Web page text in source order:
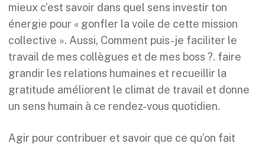
mieux c’est savoir dans quel sens investir ton
énergie pour « gonfler la voile de cette mission
collective ». Aussi, Comment puis-je faciliter le
travail de mes collègues et de mes boss ?. faire
grandir les relations humaines et recueillir la
gratitude améliorent le climat de travail et donne
un sens humain à ce rendez-vous quotidien.
Agir pour contribuer et savoir que ce qu’on fait